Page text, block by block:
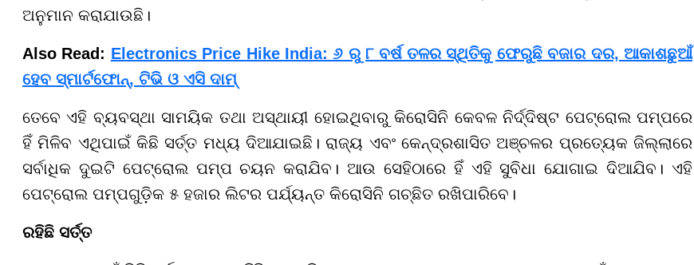
ଅନୁମାନ କରାଯାଉଛି।
Also Read: Electronics Price Hike India: ୬ ରୁ ୮ ବର୍ଷ ତଳର ସ୍ଥିତିକୁ ଫେରୁଛି ବଜାର ଦର, ଆକାଶଛୁଆଁ
ହେବ ସ୍ମାର୍ଟଫୋନ୍, ଟିଭି ଓ ଏସି ଦାମ୍
ତେବେ ଏହି ବ୍ୟବସ୍ଥା ସାମୟିକ ତଥା ଅସ୍ଥାୟୀ ହୋଇଥିବାରୁ କିରୋସିନି କେବଳ ନିର୍ଦ୍ଦିଷ୍ଟ ପେଟ୍ରୋଲ ପମ୍ପରେ
ହିଁ ମିଳିବ ଏଥିପାଇଁ କିଛି ସର୍ତ୍ତ ମଧ୍ୟ ଦିଆଯାଇଛି। ରାଜ୍ୟ ଏବଂ କେନ୍ଦ୍ରଶାସିତ ଅଞ୍ଚଳର ପ୍ରତ୍ୟେକ ଜିଲ୍ଲାରେ
ସର୍ବାଧିକ ଦୁଇଟି ପେଟ୍ରୋଲ ପମ୍ପ ଚୟନ କରାଯିବ। ଆଉ ସେହିଠାରେ ହିଁ ଏହି ସୁବିଧା ଯୋଗାଇ ଦିଆଯିବ। ଏହି
ପେଟ୍ରୋଲ ପମ୍ପଗୁଡ଼ିକ ୫ ହଜାର ଲିଟର ପର୍ଯ୍ୟନ୍ତ କିରୋସିନି ଗଚ୍ଛିତ ରଖିପାରିବେ।
ରହିଛି ସର୍ତ୍ତ